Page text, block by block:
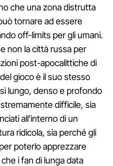
che una zona distrutta
tornare ad essere
off-limits per gli umani.
non la città russa per
post-apocalittiche di
gioco è il suo stesso
lungo, denso e profondo
difficile, sia
all'interno di un
ridicola, sia perché gli
poterlo apprezzare
i fan di lunga data